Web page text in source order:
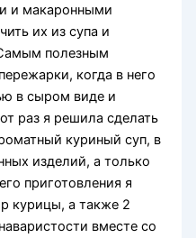
и макаронными
их из супа и
полезным
когда в него
в сыром виде и
раз я решила сделать
куриный суп, в
изделий, а только
приготовления я
курицы, а также 2
вместе со